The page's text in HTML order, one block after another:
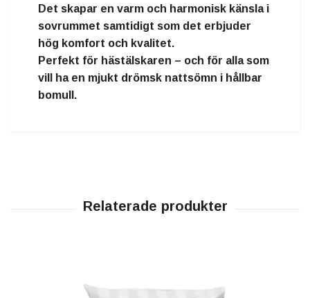
Det skapar en varm och harmonisk känsla i
sovrummet samtidigt som det erbjuder
hög komfort och kvalitet.
Perfekt för hästälskaren – och för alla som
vill ha en mjukt drömsk nattsömn i hållbar
bomull.